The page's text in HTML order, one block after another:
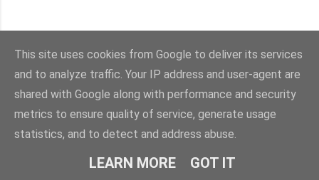
This site uses cookies from Google to deliver its services
and to analyze traffic. Your IP address and user-agent are
shared with Google along with performance and security
metrics to ensure quality of service, generate usage
statistics, and to detect and address abuse.
LEARN MORE GOT IT